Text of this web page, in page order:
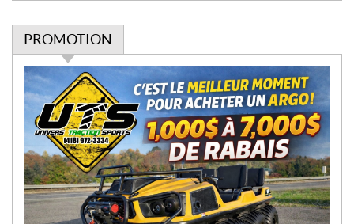
PROMOTION
P
r
o
m
t
i
o
n